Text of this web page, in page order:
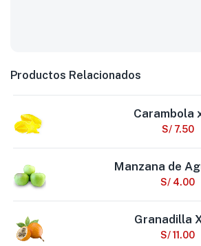
Productos Relacionados
Carambola
S/7.50
Manzana de
S/ 4.00
Granadilla
S/11.00